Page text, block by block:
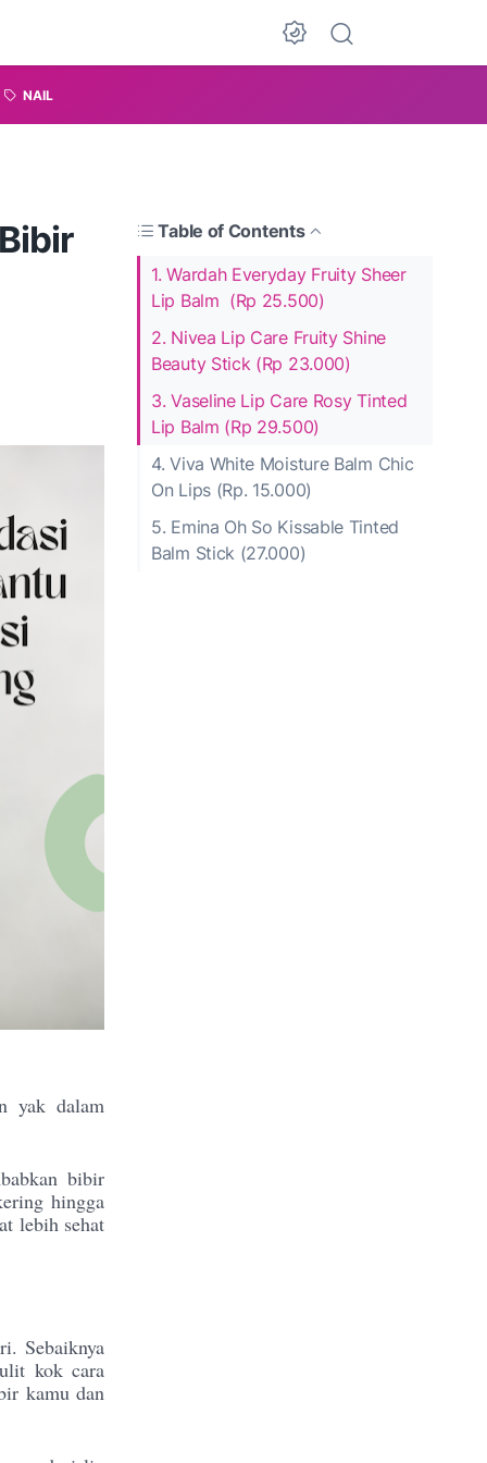
NAIL
Table of Contents
1. Wardah Everyday Fruity Sheer
Lip Balm (Rp 25.500)
2. Nivea Lip Care Fruity Shine
Beauty Stick (Rp 23.000)
3. Vaseline Lip Care Rosy Tinted
Lip Balm (Rp 29.500)
4. Viva White Moisture Balm Chic
On Lips (Rp. 15.000)
5. Emina Oh So Kissable Tinted
Balm Stick (27.000)
yak dalam
bibir
hingga
lebih sehat
Sebaiknya
kok cara
kamu dan